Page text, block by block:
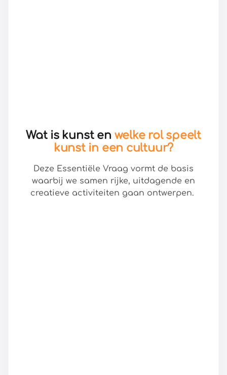
Wat is kunst en welke rol speelt
kunst in een cultuur?
Deze Essentiële Vraag vormt de basis
waarbij we samen rijke, uitdagende en
creatieve activiteiten gaan ontwerpen.